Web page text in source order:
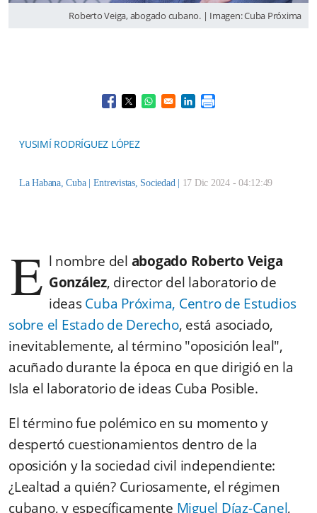
Roberto Veiga, abogado cubano. | Imagen: Cuba Próxima
Opens in a new window
Opens in a new window
Opens in a new window
Opens in a new window
YUSIMÍ RODRÍGUEZ LÓPEZ
Entrevistas, Sociedad 17 Dic 2024 - 04:12:49
E l nombre del abogado Roberto Veiga
González, director del laboratorio de
ideasCuba Próxima, Centro de Estudios
sobre el Estado de Derecho, está asociado,
inevitablemente, al término "oposición leal",
acuñado durante la época en que dirigió en la
Isla el laboratorio de ideas Cuba Posible.
El término fue polémico en su momento y
despertó cuestionamientos dentro de la
oposición y la sociedad civil independiente:
¿Lealtad a quién? Curiosamente, el régimen
cubano, y específicamente Miguel Díaz-Canel,